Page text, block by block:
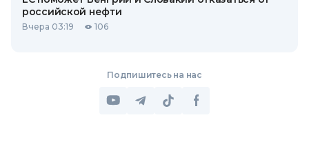
российской нефти
Вчера 03:19 106
Подпишитесь на нас